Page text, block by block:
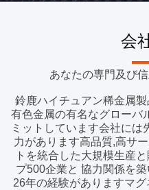
会
あなたの専門及び
鈴鹿ハイチュアン稀金属
有色金属の有名なグローバ
ミットしています会社に
力があります高品質,高サ
トを統合した大規模生産
プ500企業と 協力関係を
26年の経験がありますマ